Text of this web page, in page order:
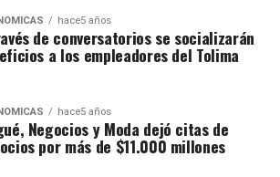
hace5 años
de conversatorios se socializarán
a los empleadores del Tolima
hace5 años
Negocios y Moda dejó citas de
por más de $11.000 millones